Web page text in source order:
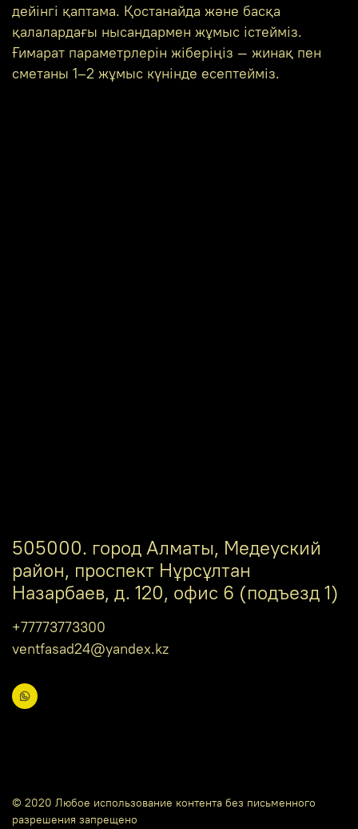
дейінгі қаптама. Қостанайда және басқа
қалалардағы нысандармен жұмыс істейміз.
Ғимарат параметрлерін жіберіңіз — жинақ пен
сметаны 1–2 жұмыс күнінде есептейміз.
505000. город Алматы, Медеуский
район, проспект Нұрсұлтан
Назарбаев, д. 120, офис 6 (подъезд 1)
+77773773300
ventfasad24@yandex.kz
© 2020 Любое использование контента без письменного
разрешения запрещено